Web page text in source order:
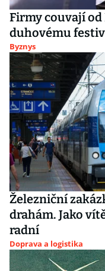
Firmy couvají od
duhovému
Byznys
Železniční
drahám. Jako
radní
Doprava a logistika